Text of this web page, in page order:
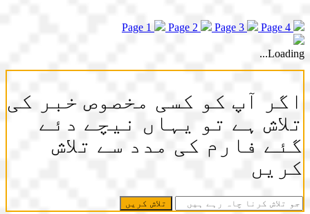
Page 1 Page 2 Page 3 Page 4
Loading...
اگر آپ کو کسی مخصوص خبر کی
تلاش ہے تو یہاں نیچے دئے
گئے فارم کی مدد سے تلاش
کریں